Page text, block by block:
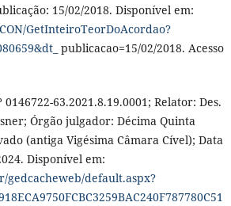
15/02/2018. Disponível em:
GetInteiroTeorDoAcordao?
publicacao=15/02/2018. Acesso
0146722-63.2021.8.19.0001; Relator: Des.
Órgão julgador: Décima Quinta
(antiga Vigésima Câmara Cível); Data
Disponível em:
default.aspx?